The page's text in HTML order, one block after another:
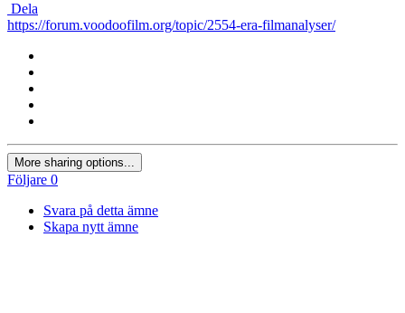
Dela
https://forum.voodoofilm.org/topic/2554-era-filmanalyser/
More sharing options...
Följare 0
Svara på detta ämne
Skapa nytt ämne